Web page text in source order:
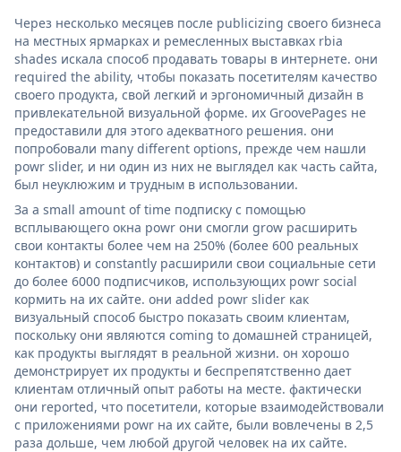
Через несколько месяцев после publicizing своего бизнеса
на местных ярмарках и ремесленных выставках rbia
shades искала способ продавать товары в интернете. они
required the ability, чтобы показать посетителям качество
своего продукта, свой легкий и эргономичный дизайн в
привлекательной визуальной форме. их GroovePages не
предоставили для этого адекватного решения. они
попробовали many different options, прежде чем нашли
powr slider, и ни один из них не выглядел как часть сайта,
был неуклюжим и трудным в использовании.
За a small amount of time подписку с помощью
всплывающего окна powr они смогли grow расширить
свои контакты более чем на 250% (более 600 реальных
контактов) и constantly расширили свои социальные сети
до более 6000 подписчиков, использующих powr social
кормить на их сайте. они added powr slider как
визуальный способ быстро показать своим клиентам,
поскольку они являются coming to домашней страницей,
как продукты выглядят в реальной жизни. он хорошо
демонстрирует их продукты и беспрепятственно дает
клиентам отличный опыт работы на месте. фактически
они reported, что посетители, которые взаимодействовали
с приложениями powr на их сайте, были вовлечены в 2,5
раза дольше, чем любой другой человек на их сайте.